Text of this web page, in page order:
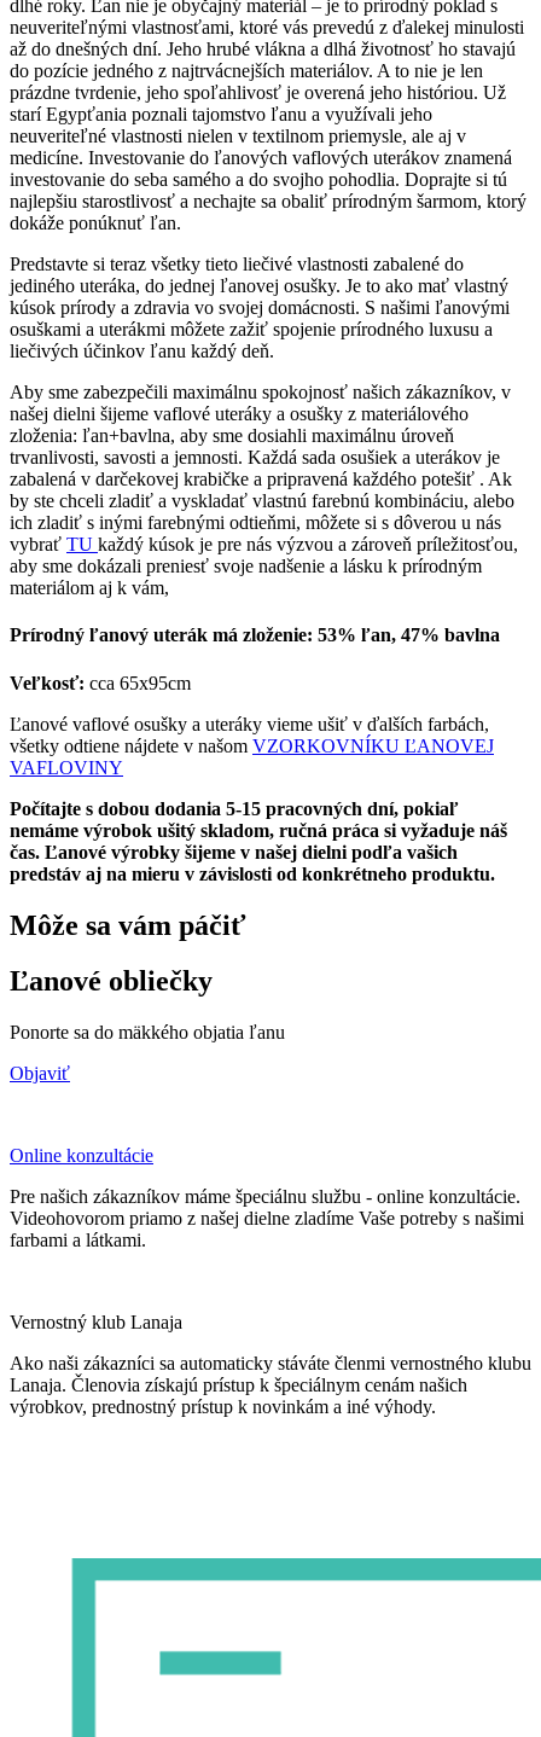
dlhé roky. Ľan nie je obyčajný materiál – je to prírodný poklad s
neuveriteľnými vlastnosťami, ktoré vás prevedú z ďalekej minulosti
až do dnešných dní. Jeho hrubé vlákna a dlhá životnosť ho stavajú
do pozície jedného z najtrvácnejších materiálov. A to nie je len
prázdne tvrdenie, jeho spoľahlivosť je overená jeho históriou. Už
starí Egypťania poznali tajomstvo ľanu a využívali jeho
neuveriteľné vlastnosti nielen v textilnom priemysle, ale aj v
medicíne. Investovanie do ľanových vaflových uterákov znamená
investovanie do seba samého a do svojho pohodlia. Doprajte si tú
najlepšiu starostlivosť a nechajte sa obaliť prírodným šarmom, ktorý
dokáže ponúknuť ľan.
Predstavte si teraz všetky tieto liečivé vlastnosti zabalené do
jediného uteráka, do jednej ľanovej osušky. Je to ako mať vlastný
kúsok prírody a zdravia vo svojej domácnosti. S našimi ľanovými
osuškami a uterákmi môžete zažiť spojenie prírodného luxusu a
liečivých účinkov ľanu každý deň.
Aby sme zabezpečili maximálnu spokojnosť našich zákazníkov, v
našej dielni šijeme vaflové uteráky a osušky z materiálového
zloženia: ľan+bavlna, aby sme dosiahli maximálnu úroveň
trvanlivosti, savosti a jemnosti. Každá sada osušiek a uterákov je
zabalená v darčekovej krabičke a pripravená každého potešiť . Ak
by ste chceli zladiť a vyskladať vlastnú farebnú kombináciu, alebo
ich zladiť s inými farebnými odtieňmi, môžete si s dôverou u nás
vybrať TU každý kúsok je pre nás výzvou a zároveň príležitosťou,
aby sme dokázali preniesť svoje nadšenie a lásku k prírodným
materiálom aj k vám,
Prírodný ľanový uterák má zloženie: 53% ľan, 47% bavlna
Veľkosť: cca 65x95cm
Ľanové vaflové osušky a uteráky vieme ušiť v ďalších farbách,
všetky odtiene nájdete v našom VZORKOVNÍKU ĽANOVEJ
VAFLOVINY
Počítajte s dobou dodania 5-15 pracovných dní, pokiaľ
nemáme výrobok ušitý skladom, ručná práca si vyžaduje náš
čas. Ľanové výrobky šijeme v našej dielni podľa vašich
predstáv aj na mieru v závislosti od konkrétneho produktu.
Môže sa vám páčiť
Ľanové obliečky
Ponorte sa do mäkkého objatia ľanu
Objaviť
Online konzultácie
Pre našich zákazníkov máme špeciálnu službu - online konzultácie.
Videohovorom priamo z našej dielne zladíme Vaše potreby s našimi
farbami a látkami.
Vernostný klub Lanaja
Ako naši zákazníci sa automaticky stáváte členmi vernostného klubu
Lanaja. Členovia získajú prístup k špeciálnym cenám našich
výrobkov, prednostný prístup k novinkám a iné výhody.